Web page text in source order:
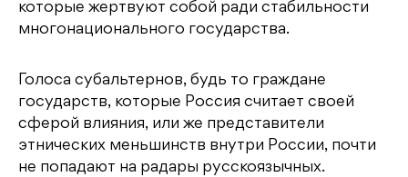
которые жертвуют собой ради стабильности
многонационального государства.
Голоса субальтернов, будь то граждане
государств, которые Россия считает своей
сферой влияния, или же представители
этнических меньшинств внутри России, почти
не попадают на радары русскоязычных.